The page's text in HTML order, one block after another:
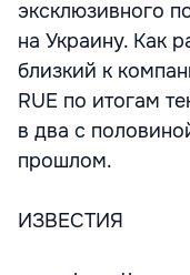
эксклюзивного
на Украину. Как
близкий к
RUE по итогам
в два с
прошлом.
ИЗВЕСТИЯ